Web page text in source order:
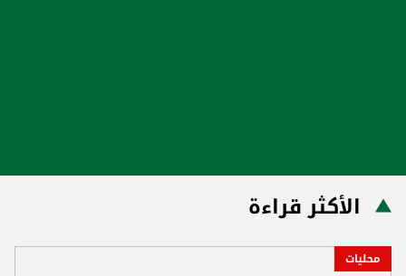
الأكثر قراءة
محليات